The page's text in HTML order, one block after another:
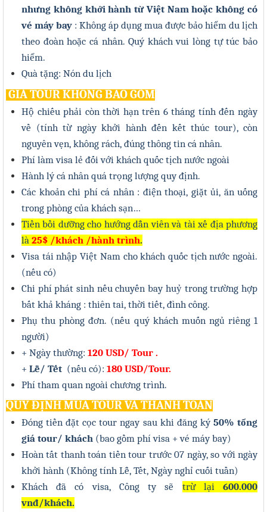
nhưng không khởi hành từ Việt Nam hoặc không có
vé máy bay : Không áp dụng mua được bảo hiểm du lịch
theo đoàn hoặc cá nhân. Quý khách vui lòng tự túc bảo
hiểm.
Quà tặng: Nón du lịch
GIÁTOUR KHÔNG BAO GỒM
Hộ chiếu phải còn thời hạn trên 6 tháng tính đến ngày
về (tính từ ngày khởi hành đến kết thúc tour), còn
nguyên vẹn, không rách, đúng thông tin cá nhân.
Phí làm visa lẻ đối với khách quốc tịch nước ngoài
Hành lý cá nhân quá trọng lượng quy định.
Các khoản chi phí cá nhân : điện thoại, giặt ủi, ăn uống
trong phòng của khách sạn…
Tiền bồi dưỡng cho hướng dẫn viên và tài xế địa phương
là 25$ /khách /hành trình.
Visa tái nhập Việt Nam cho khách quốc tịch nước ngoài.
(nếu có)
Chi phí phát sinh nếu chuyến bay huỷ trong trường hợp
bất khả kháng : thiên tai, thời tiết, đình công.
Phụ thu phòng đơn. (nếu quý khách muốn ngủ riêng 1
người)
+ Ngày thường: 120 USD/ Tour .
+ Lễ/ Tết (nếu có): 180 USD/Tour.
Phí tham quan ngoài chương trình.
QUY ĐỊNH MUA TOUR VÀ THANH TOÁN
Đóng tiền đặt cọc tour ngay sau khi đăng ký 50% tổng
giá tour/ khách (bao gồm phí visa + vé máy bay)
Hoàn tất thanh toán tiền tour trước 07 ngày, so với ngày
khởi hành (Không tính Lễ, Tết, Ngày nghỉ cuối tuần)
Khách đã có visa, Công ty sẽ trừ lại600.000
vnđ/khách.